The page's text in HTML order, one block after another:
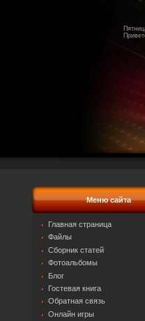
Меню сайта
Главная страница
Файлы
Сборник статей
Фотоальбомы
Блог
Гостевая книга
Обратная связь
Онлайн игры